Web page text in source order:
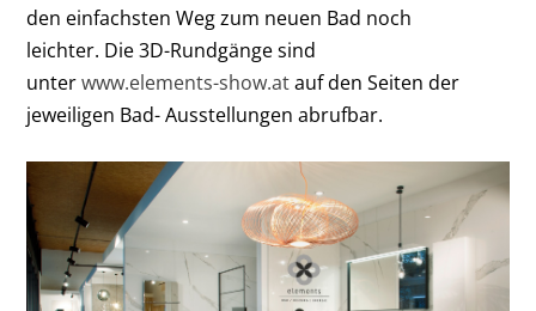
den einfachsten Weg zum neuen Bad noch
leichter. Die 3D-Rundgänge sind
unterwww.elements-show.atauf den Seiten der
jeweiligen Bad- Ausstellungen abrufbar.